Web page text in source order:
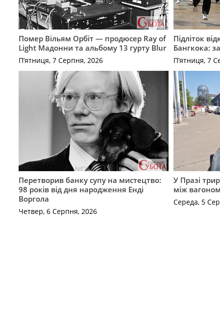
Помер Вільям Орбіт — продюсер Ray of
Light Мадонни та альбому 13 гурту Blur
П’ятниця, 7 Серпня, 2026
Підліток
Бангкока:
П’ятниця, 7
Перетворив банку супу на мистецтво:
98 років від дня народження Енді
Воргола
Четвер, 6 Серпня, 2026
У Празі
між
Середа, 5